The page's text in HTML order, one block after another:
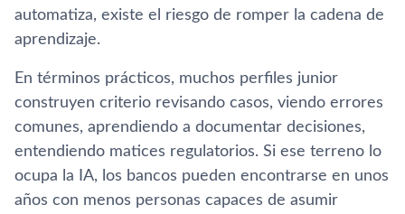
automatiza, existe el riesgo de romper la cadena de
aprendizaje.
En términos prácticos, muchos perfiles junior
construyen criterio revisando casos, viendo errores
comunes, aprendiendo a documentar decisiones,
entendiendo matices regulatorios. Si ese terreno lo
ocupa la IA, los bancos pueden encontrarse en unos
años con menos personas capaces de asumir